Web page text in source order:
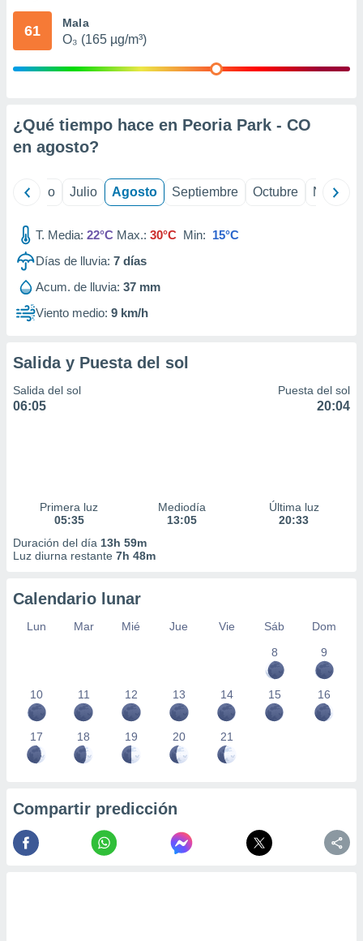
mediante
publicidad
1199
61 Mala
O₃ (165 µg/m³)
¿Qué tiempo hace en Peoria Park - CO
en agosto?
Junio Julio Agosto Septiembre Octubre
T. Media: 22°C Max.: 30°C Min: 15°C
Días de lluvia: 7 días
Acum. de lluvia: 37 mm
Viento medio: 9 km/h
Salida y Puesta del sol
Salida del sol
06:05
Puesta del sol
20:04
Primera luz
05:35
Mediodía
13:05
Última luz
20:33
Duración del día 13h 59m
Luz diurna restante 7h 48m
Calendario lunar
Lun Mar Mié Jue Vie Sáb
Dom
8
9
10 11 12 13 14 15 16
17 18 19 20 21
Compartir predicción